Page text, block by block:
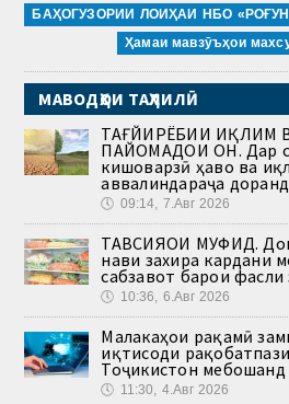
БАҲОГУЗОРИИ ЛОИҲАИ НБО
Ҳамаи мавзӯъҳои
МАВОДҲОИ ТАҲЛИЛӢ
ТАҒЙИРЁБИИ ИҚЛИМ
ПАЙОМАДҲОИ ОН. Дар
кишоварзӣ ҳаво ва
аввалиндараҷа доранд
🕔 09:14, 7.Авг 2026
ТАВСИЯҲОИ МУФИД.
нави захира кардани
сабзавот барои фасли
🕔 10:36, 6.Авг 2026
Малакаҳои рақамӣ
иқтисоди
Тоҷикистон мебошанд
🕔 11:30, 4.Авг 2026